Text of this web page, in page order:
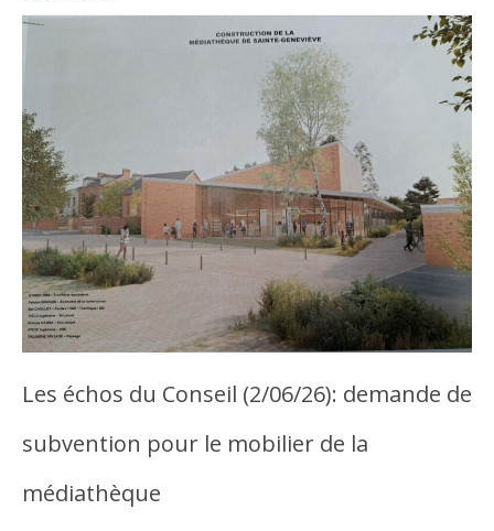
Les échos du Conseil (2/06/26): demande de
subvention pour le mobilier de la
médiathèque